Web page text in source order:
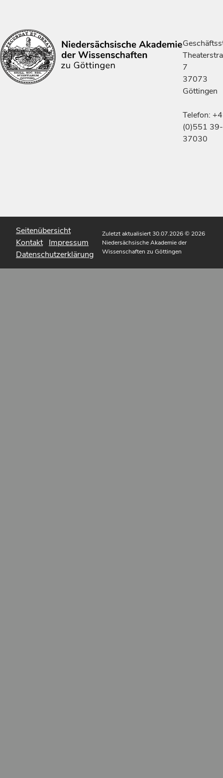
7
37073
Göttingen
Telefon:
(0)551 39-
37030
Seitenübersicht
Kontakt Impressum
Datenschutzerklärung
Zuletzt aktualisiert 30.07.2026© 2026
Niedersächsische Akademie der
Wissenschaften zu Göttingen